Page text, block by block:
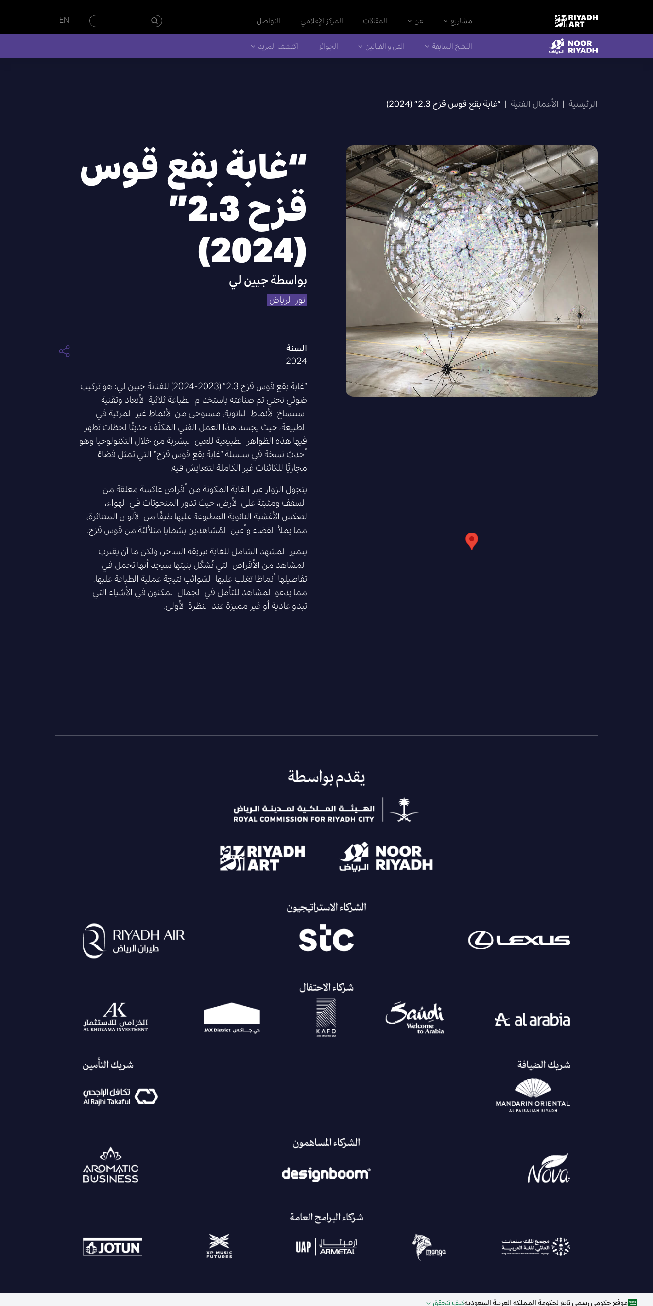
مشاريع عن المقالات المركز الإعلامي التواصل EN
النُسَّخ السابقة الفن و الفنانين الجوائز اكتشف المزيد
الرئيسية | الأعمال الفنية | “غابة بقع قوس قزح 2.3” (2024)
“غابة بقع قوس
قزح 2.3”
(2024)
بواسطةجيين لي
نور الرياض
السنة
2024
“غابة بقع قوس قزح 2.3” (2023-2024) للفنانة جيين لي: هو تركيب
ضوئي نحتي تم صناعته باستخدام الطباعة ثلاثية الأبعاد وتقنية
استنساخ الأنماط النانوية، مستوحى من الأنماط غير المرئية في
الطبيعة، حيث يجسد هذا العمل الفني المُكلَّف حديثًا لحظات تظهر
فيها هذه الظواهر الطبيعية للعين البشرية من خلال التكنولوجيا وهو
أحدث نسخة في سلسلة “غابة بقع قوس قزح” التي تمثل فضاءً
مجازيًّا للكائنات غير الكاملة لتتعايش فيه.
يتجول الزوار عبر الغابة المكونة من أقراص عاكسة معلقة من
السقف ومثبتة على الأرض، حيث تدور المنحوتات في الهواء،
لتعكس الأغشية النانوية المطبوعة عليها طيفًا من الألوان المتناثرة،
مما يملأ الفضاء وأعين المُشاهدين بشظايا متلألئة من قوس قزح.
يتميز المشهد الشامل للغابة ببريقه الساحر، ولكن ما أن يقترب
المشاهد من الأقراص التي تُشكّل بنيتها سيجد أنها تحمل في
تفاصيلها أنماطًا تغلب عليها الشوائب نتيجة عملية الطباعة عليها،
مما يدعو المشاهد للتأمل في الجمال المكنون في الأشياء التي
تبدو عادية أو غير مميزة عند النظرة الأولى.
موقع حكومي رسمي تابع لحكومة المملكة العربية السعوديةكيف تتحقق